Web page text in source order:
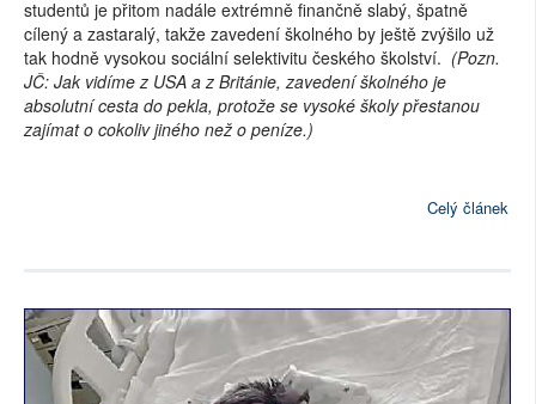
studentů je přitom nadále extrémně finančně slabý, špatně
cílený a zastaralý, takže zavedení školného by ještě zvýšilo už
tak hodně vysokou sociální selektivitu českého školství. (Pozn.
JČ: Jak vidíme z USA a z Británie, zavedení školného je
absolutní cesta do pekla, protože se vysoké školy přestanou
zajímat o cokoliv jiného než o peníze.)
Celý článek